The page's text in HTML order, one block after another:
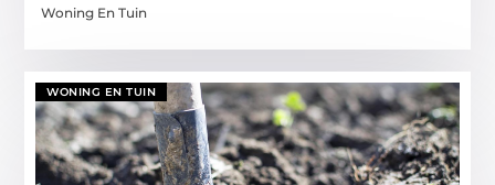
Woning En Tuin
WONING EN TUIN